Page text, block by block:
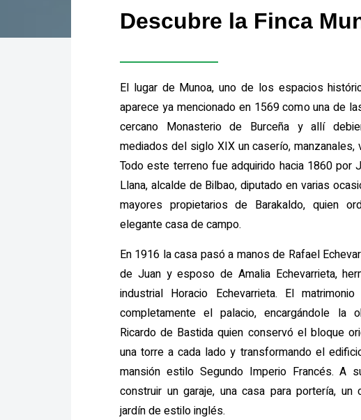
Descubre la Finca
El lugar de Munoa, uno de los espacios
aparece ya mencionado en 1569 como una de
cercano Monasterio de Burceña y allí
mediados del siglo XIX un caserío, manzanales,
Todo este terreno fue adquirido hacia 1860 por
Llana, alcalde de Bilbao, diputado en varias
mayores propietarios de Barakaldo, quien
elegante casa de campo.
En 1916 la casa pasó a manos de Rafael
de Juan y esposo de Amalia Echevarrieta,
industrial Horacio Echevarrieta. El
completamente el palacio, encargándole la
Ricardo de Bastida quien conservó el bloque
una torre a cada lado y transformando el
mansión estilo Segundo Imperio Francés. A
construir un garaje, una casa para portería, un
jardín de estilo inglés.